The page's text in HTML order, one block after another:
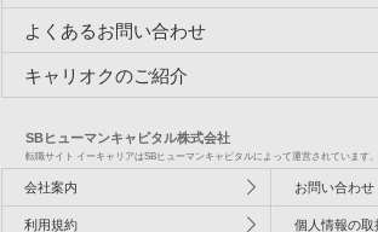
よくあるお問い合わせ
キャリオクのご紹介
SBヒューマンキャピタル株式会社
転職サイト イーキャリアはSBヒューマンキャピタルによって運営されています。
会社案内 お問い合わせ
利用規約 個人情報の取